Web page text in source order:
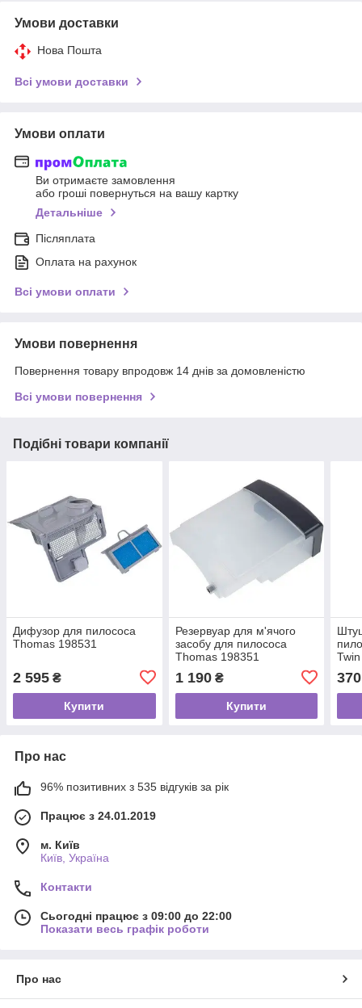
Умови доставки
Нова Пошта
Всі умови доставки
Умови оплати
Ви отримаєте замовлення
або гроші повернуться на вашу картку
Детальніше
Післяплата
Оплата на рахунок
Всі умови оплати
Умови повернення
Повернення товару впродовж 14 днів за домовленістю
Всі умови повернення
Подібні товари компанії
Дифузор для пилососа
Thomas 198531
2 595 ₴
Купити
Резервуар для м'ячого
засобу для пилососа
Thomas 198351
1 190₴
Купити
370
Про нас
96% позитивних з 535 відгуків за рік
Працює з 24.01.2019
м. Київ
Київ, Україна
Контакти
Сьогодні працює з 09:00 до 22:00
Показати весь графік роботи
Про нас